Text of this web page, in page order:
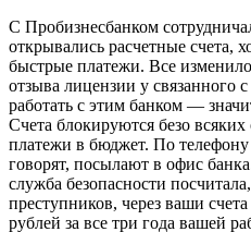
С Пробизнесбанком
открывались расчетные счета,
быстрые платежи. Все
отзыва лицензии у связанного
работать с этим банком —
Счета блокируются безо
платежи в бюджет. По
говорят, посылают в офис
служба безопасности
преступников, через ваши
рублей за все три года вашей